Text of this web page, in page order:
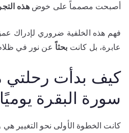
أصبحت مصمماً على خوضهذه
فهم هذه الخلفية ضروري لإدراك
عابرة، بل كانت بحثاًعن نور في
كيف بدأت رحلتي
سورة البقرة
كانت الخطوة الأولى نحو التغيير